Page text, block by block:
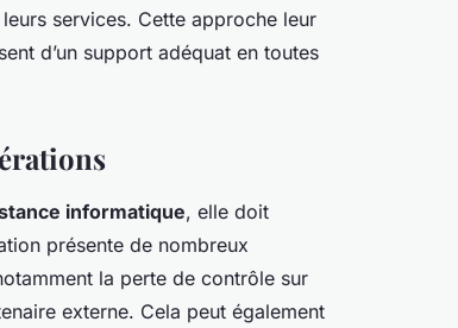
services. Cette approche leur
d’un support adéquat en toutes
informatique, elle doit
présente de nombreux
la perte de contrôle sur
externe. Cela peut également